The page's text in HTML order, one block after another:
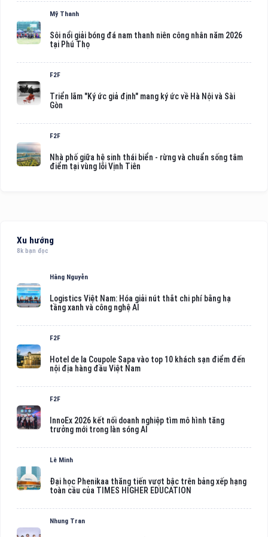
Mỹ Thanh
Sôi nổi giải bóng đá nam thanh niên công nhân năm 2026
tại Phú Thọ
F2F
Triển lãm "Ký ức giả định" mang ký ức về Hà Nội và Sài
Gòn
F2F
Nhà phố giữa hệ sinh thái biển - rừng và chuẩn sống tâm
điểm tại vùng lõi Vịnh Tiên
Xu hướng
8k bạn đọc
Hằng Nguyễn
Logistics Việt Nam: Hóa giải nút thắt chi phí bằng hạ
tầng xanh và công nghệ AI
F2F
Hotel de la Coupole Sapa vào top 10 khách sạn điểm đến
nội địa hàng đầu Việt Nam
F2F
InnoEx 2026 kết nối doanh nghiệp tìm mô hình tăng
trưởng mới trong làn sóng AI
Lê Minh
Đại học Phenikaa thăng tiến vượt bậc trên bảng xếp hạng
toàn cầu của TIMES HIGHER EDUCATION
Nhung Tran